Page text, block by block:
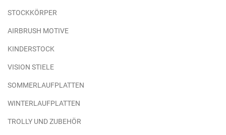
STOCKKÖRPER
AIRBRUSH MOTIVE
KINDERSTOCK
VISION STIELE
SOMMERLAUFPLATTEN
WINTERLAUFPLATTEN
TROLLY UND ZUBEHÖR